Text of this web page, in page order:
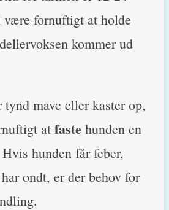
fornuftigt at holde
kommer ud
mave eller kaster op,
at faste hunden en
hunden får feber,
ondt, er der behov for